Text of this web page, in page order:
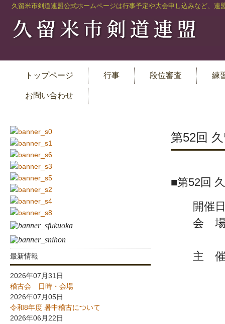
久留米市剣道連盟公式ホームページは行事予定や大会申し込みなど、
トップページ 行事 段位審査 練
お問い合わせ
第52回
■第52回
開催日
会 場
主 催
最新情報
2026年07月31日
稽古会 日時・会場
2026年07月05日
令和8年度 暑中稽古について
2026年06月22日